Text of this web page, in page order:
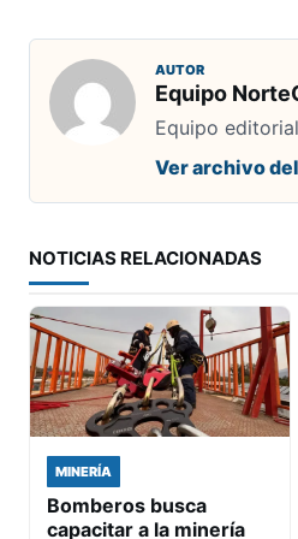
AUTOR
Equipo
Equipo
Ver archivo
NOTICIAS RELACIONADAS
MINERÍA
Bomberos busca
capacitar a la minería